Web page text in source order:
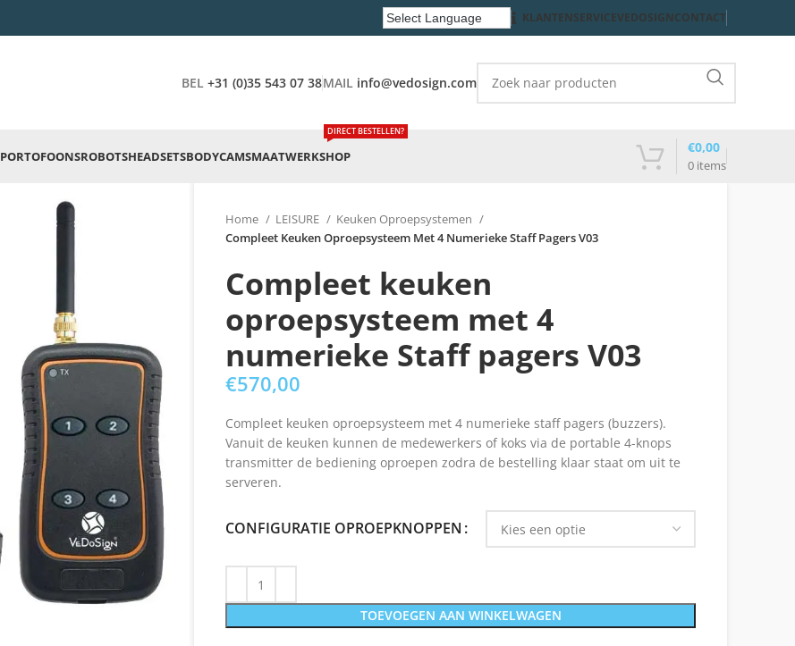
KLANTENSERVICEVEDOSIGNCONTACT
BEL +31 (0)35 543 07 38MAIL info@vedosign.com
PORTOFOONSROBOTSHEADSETSBODYCAMSMAATWERKSHOP
DIRECT BESTELLEN?
0 items
€0,00
Home LEISURE
Keuken Oproepsystemen
Compleet Keuken Oproepsysteem Met 4 Numerieke Staff Pagers V03
Compleet keuken
oproepsysteem met 4
numerieke Staff pagers V03
€570,00
Compleet keuken oproepsysteem met 4 numerieke staff pagers (buzzers).
Vanuit de keuken kunnen de medewerkers of koks via de portable 4-knops
transmitter de bediening oproepen zodra de bestelling klaar staat om uit te
serveren.
CONFIGURATIE OPROEPKNOPPEN
TOEVOEGEN AAN WINKELWAGEN